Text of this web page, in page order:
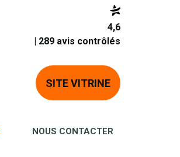
4,6
| 289 avis contrôlés
SITE VITRINE
NOUS CONTACTER